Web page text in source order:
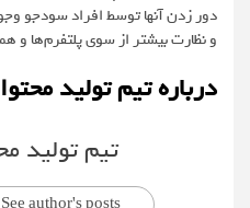
دور زدن آنها توسط افراد سودجو
و نظارت بیشتر از سوی پلتفرم‌ها و
درباره تیم تولید محتوا
تیم تولید